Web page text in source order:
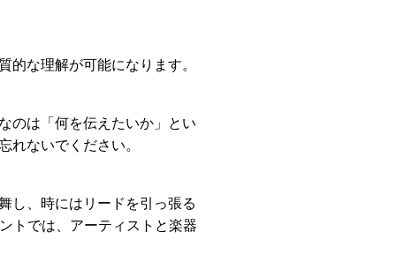
な理解が可能になります。
のは「何を伝えたいか」とい
れないでください。
し、時にはリードを引っ張る
トでは、アーティストと楽器